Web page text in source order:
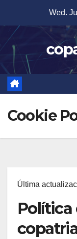
content
Wed.
Cookie
Última
Política